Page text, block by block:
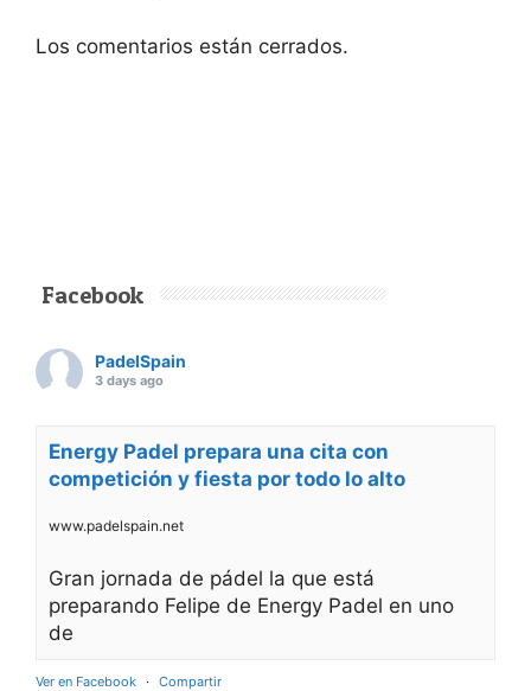
Los comentarios están cerrados.
Facebook
PadelSpain
3 days ago
Energy Padel prepara una cita con
competición y fiesta por todo lo alto
www.padelspain.net
Gran jornada de pádel la que está
preparando Felipe de Energy Padel en uno
de
Ver en Facebook · Compartir